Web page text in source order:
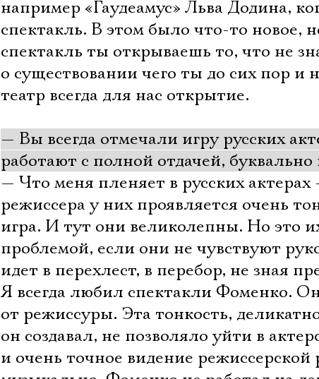
например «Гаудеамус» Льва Додина,
спектакль. В этом было что-то новое,
спектакль ты открываешь то, что не
о существовании чего ты до сих пор и
театр всегда для нас открытие.
— Вы всегда отмечали игру русских
работают с полной отдачей, буквально
— Что меня пленяет в русских актерах
режиссера у них проявляется очень
игра. И тут они великолепны. Но это
проблемой, если они не чувствуют
идет в перехлест, в перебор, не зная
Я всегда любил спектакли Фоменко.
от режиссуры. Эта тонкость,
он создавал, не позволяло уйти в
и очень точное видение режиссерской